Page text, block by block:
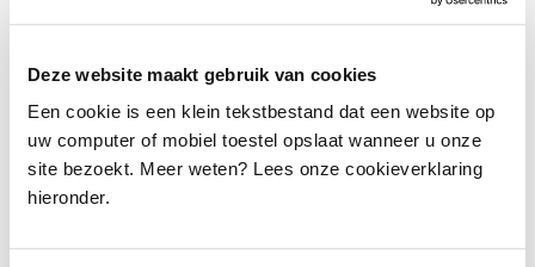
Deze website maakt gebruik van cookies
Een cookie is een klein tekstbestand dat een website op
uw computer of mobiel toestel opslaat wanneer u onze
site bezoekt. Meer weten? Lees onze cookieverklaring
hieronder.
Solitaire / Het Nationale Ballet / choreography
Takeshima / Den Haag, the Netherlands 2003 /
photographer Deen van Meer / from his book ‘We Are
Such Stuff'
De Kersentuin / Anton Tsjechov / Het Nationale Toneel
/ directed by Erik Vos / performers left to right Stefan
photographer Deen van Meer / from his book ‘We Are